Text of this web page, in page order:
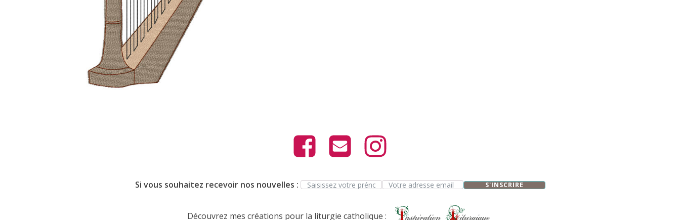
Si vous souhaitez recevoir nos nouvelles : S'INSCRIRE
Découvrez mes créations pour la liturgie catholique :